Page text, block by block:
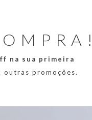
na sua primeira
outras promoções.